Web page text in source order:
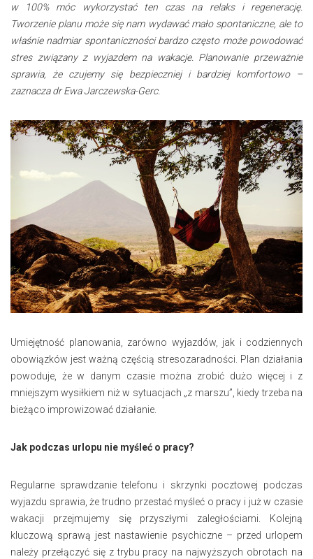
w 100% móc wykorzystać ten czas na relaks i regenerację.
Tworzenie planu może się nam wydawać mało spontaniczne, ale to
właśnie nadmiar spontaniczności bardzo często może powodować
stres związany z wyjazdem na wakacje. Planowanie przeważnie
sprawia, że czujemy się bezpieczniej i bardziej komfortowo –
zaznacza dr Ewa Jarczewska-Gerc.
Umiejętność planowania, zarówno wyjazdów, jak i codziennych
obowiązków jest ważną częścią stresozaradności. Plan działania
powoduje, że w danym czasie można zrobić dużo więcej i z
mniejszym wysiłkiem niż w sytuacjach „z marszu”, kiedy trzeba na
bieżąco improwizować działanie.
Jak podczas urlopu nie myśleć o pracy?
Regularne sprawdzanie telefonu i skrzynki pocztowej podczas
wyjazdu sprawia, że trudno przestać myśleć o pracy i już w czasie
wakacji przejmujemy się przyszłymi zaległościami. Kolejną
kluczową sprawą jest nastawienie psychiczne – przed urlopem
należy przełączyć się z trybu pracy na najwyższych obrotach na